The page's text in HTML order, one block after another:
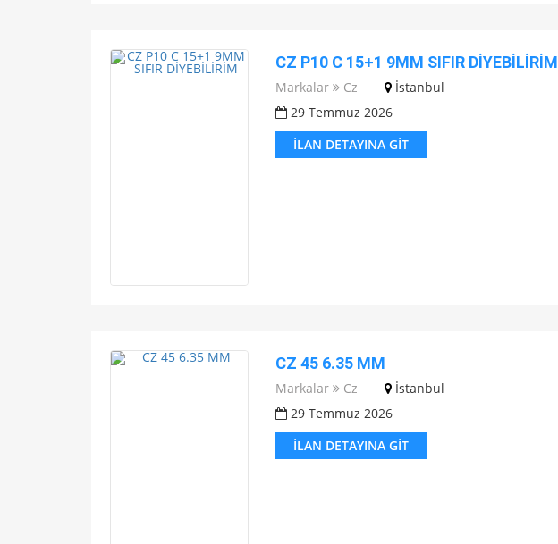
CZ P10 C 15+1 9MM SIFIR DİYEBİLİRİM
Markalar Cz
İstanbul
29 Temmuz 2026
İLAN DETAYINA GIT
CZ 45 6.35 MM
Markalar Cz
İstanbul
29 Temmuz 2026
İLAN DETAYINA GIT